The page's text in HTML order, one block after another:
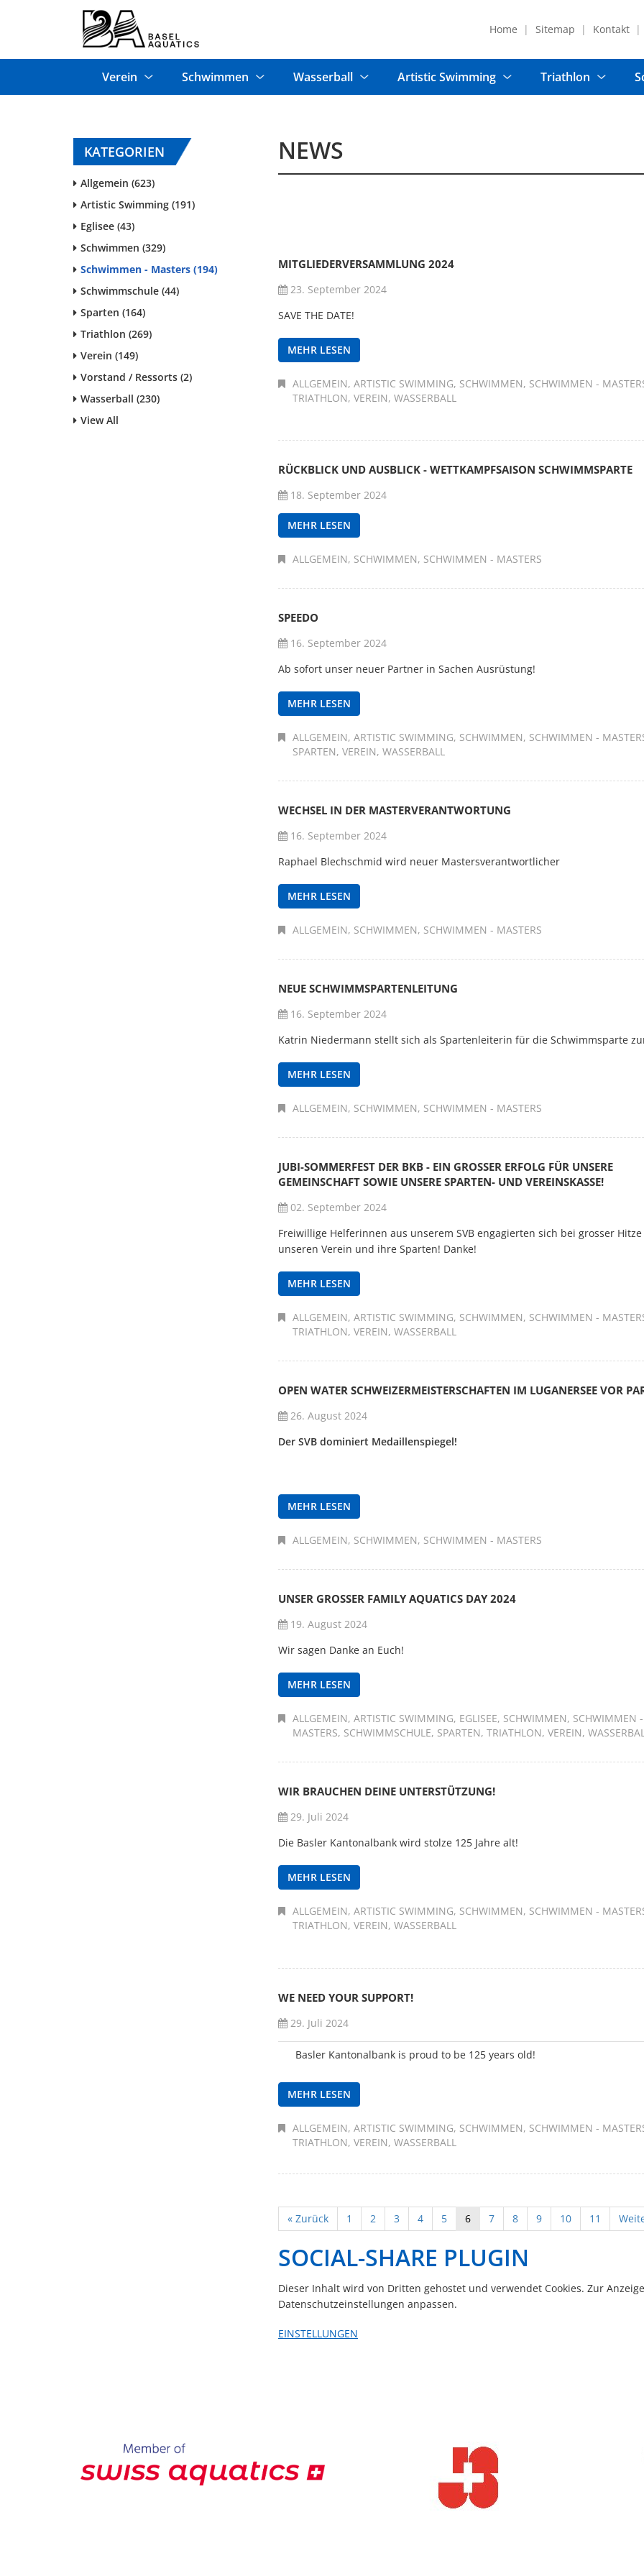
Home Sitemap Kontakt
Verein Schwimmen Wasserball Artistic Swimming Triathlon
KATEGORIEN
Allgemein (623)
Artistic Swimming (191)
Eglisee (43)
Schwimmen (329)
Schwimmen - Masters (194)
Schwimmschule (44)
Sparten (164)
Triathlon (269)
Verein (149)
Vorstand / Ressorts (2)
Wasserball (230)
View All
NEWS
MITGLIEDERVERSAMMLUNG 2024
23. September 2024
SAVE THE DATE!
MEHR LESEN
ALLGEMEIN ARTISTIC SWIMMING SCHWIMMEN SCHWIMMEN -
TRIATHLON VEREIN WASSERBALL
RÜCKBLICK UND AUSBLICK - WETTKAMPFSAISON SCHWIMMSPARTE
18. September 2024
MEHR LESEN
ALLGEMEIN SCHWIMMEN SCHWIMMEN - MASTERS
SPEEDO
16. September 2024
Ab sofort unser neuer Partner in Sachen Ausrüstung!
MEHR LESEN
ALLGEMEIN ARTISTIC SWIMMING SCHWIMMEN SCHWIMMEN -
SPARTEN VEREIN WASSERBALL
WECHSEL IN DER MASTERVERANTWORTUNG
16. September 2024
Raphael Blechschmid wird neuer Mastersverantwortlicher
MEHR LESEN
ALLGEMEIN SCHWIMMEN SCHWIMMEN - MASTERS
NEUE SCHWIMMSPARTENLEITUNG
16. September 2024
Katrin Niedermann stellt sich als Spartenleiterin für die Schwimmsparte
MEHR LESEN
ALLGEMEIN SCHWIMMEN SCHWIMMEN - MASTERS
JUBI-SOMMERFEST DER BKB - EIN GROSSER ERFOLG FÜR UNSERE
GEMEINSCHAFT SOWIE UNSERE SPARTEN- UND VEREINSKASSE!
02. September 2024
Freiwillige Helferinnen aus unserem SVB engagierten sich bei grosser
unseren Verein und ihre Sparten! Danke!
MEHR LESEN
ALLGEMEIN ARTISTIC SWIMMING SCHWIMMEN SCHWIMMEN -
TRIATHLON VEREIN WASSERBALL
OPEN WATER SCHWEIZERMEISTERSCHAFTEN IM LUGANERSEE VOR
26. August 2024
Der SVB dominiert Medaillenspiegel!
MEHR LESEN
ALLGEMEIN SCHWIMMEN SCHWIMMEN - MASTERS
UNSER GROSSER FAMILY AQUATICS DAY 2024
19. August 2024
Wir sagen Danke an Euch!
MEHR LESEN
ALLGEMEIN ARTISTIC SWIMMING EGLISEE SCHWIMMEN SCHWIMMEN -
MASTERS SCHWIMMSCHULE SPARTEN TRIATHLON VEREIN
WIR BRAUCHEN DEINE UNTERSTÜTZUNG!
29. Juli 2024
Die Basler Kantonalbank wird stolze 125 Jahre alt!
MEHR LESEN
ALLGEMEIN ARTISTIC SWIMMING SCHWIMMEN SCHWIMMEN -
TRIATHLON VEREIN WASSERBALL
WE NEED YOUR SUPPORT!
29. Juli 2024
Basler Kantonalbank is proud to be 125 years old!
MEHR LESEN
ALLGEMEIN ARTISTIC SWIMMING SCHWIMMEN SCHWIMMEN -
TRIATHLON VEREIN WASSERBALL
« Zurück 1 2 3 4 5 6 7 8 9 10 11
SOCIAL-SHARE PLUGIN
Dieser Inhalt wird von Dritten gehostet und verwendet Cookies. Zur
Datenschutzeinstellungen anpassen.
EINSTELLUNGEN